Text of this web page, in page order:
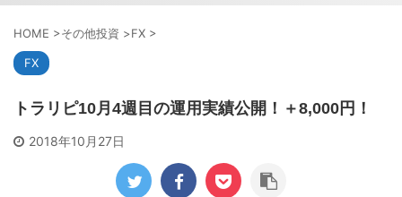
HOME >その他投資 >FX >
FX
トラリピ10月4週目の運用実績公開！＋8,000円！
2018年10月27日